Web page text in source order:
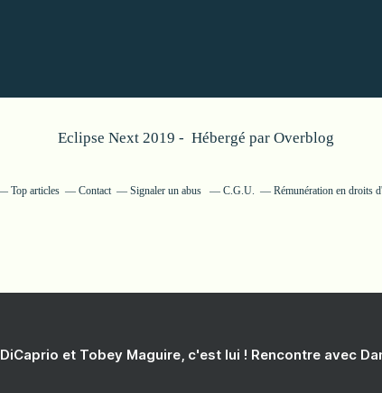
Eclipse Next 2019 - Hébergé par Overblog
Top articles Contact Signaler un abus C.G.U. Rémunération en droits
et Tobey Maguire, c'est lui ! Rencontre avec